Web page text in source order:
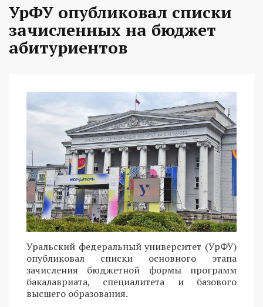
УрФУ опубликовал списки
зачисленных на бюджет
абитуриентов
Уральский федеральный университет (УрФУ)
опубликовал списки основного этапа
зачисления бюджетной формы программ
бакалавриата, специалитета и базового
высшего образования.